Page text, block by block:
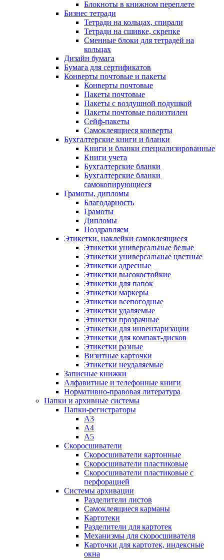
Блокноты в книжном переплете
Бизнес тетради
Тетради на кольцах, спирали
Тетради на сшивке, скрепке
Сменные блоки для тетрадей на
кольцах
Дизайн бумага
Бумага для сертификатов
Конверты почтовые и пакеты
Конверты почтовые
Пакеты почтовые
Пакеты с воздушной подушкой
Пакеты почтовые полиэтилен
Сейф-пакеты
Самоклеящиеся конверты
Бухгалтерские книги и бланки
Книги и бланки специализированные
Книги учета
Бухгалтерские бланки
Бухгалтерские бланки
самокопирующиеся
Грамоты, дипломы
Благодарность
Грамоты
Дипломы
Поздравляем
Этикетки, наклейки самоклеящиеся
Этикетки универсальные белые
Этикетки универсальные цветные
Этикетки адресные
Этикетки высокостойкие
Этикетки для папок
Этикетки маркеры
Этикетки всепогодные
Этикетки удаляемые
Этикетки прозрачные
Этикетки для инвентаризации
Этикетки для компакт-дисков
Этикетки разные
Визитные карточки
Этикетки неудаляемые
Записные книжки
Алфавитные и телефонные книги
Нормативно-правовая литература
Папки и архивные системы
Папки-регистраторы
А3
А4
А5
Скоросшиватели
Скоросшиватели картонные
Скоросшиватели пластиковые
Скоросшиватели пластиковые с
перфорацией
Системы архивации
Разделители листов
Самоклеящиеся карманы
Картотеки
Разделители для картотек
Механизмы для скоросшивателя
Карточки для картотек, индексные
окна